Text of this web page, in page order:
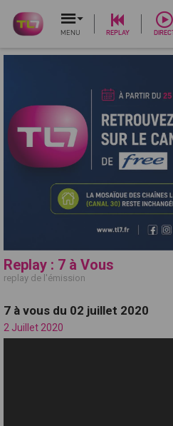
MENU REPLAY DIRECT
Replay : 7 à Vous
replay de l'émission
7 à vous du 02 juillet 2020
2 Juillet 2020